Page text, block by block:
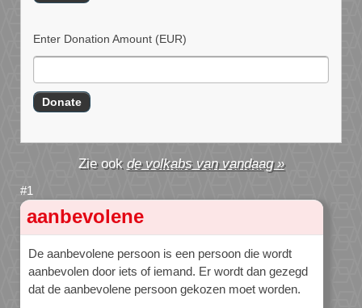
Enter Donation Amount (EUR)
de volkabs van vandaag »
aanbevolene
De aanbevolene persoon is een persoon die wordt
aanbevolen door iets of iemand. Er wordt dan gezegd
dat de aanbevolene persoon gekozen moet worden.